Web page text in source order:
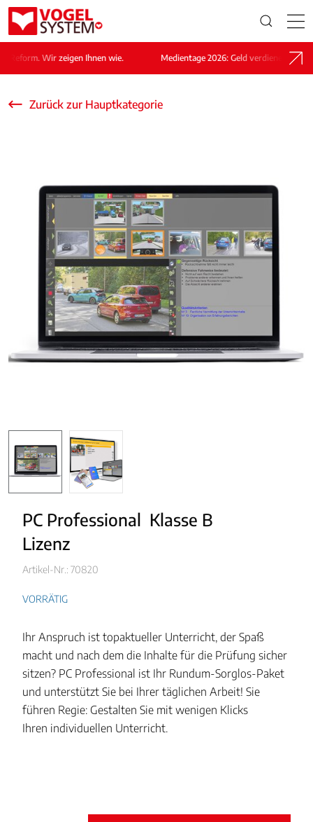
Wir zeigen Ihnen wie. Medientage 2026: Geld verdienen nach
Zurück zur Hauptkategorie
PC Professional  Klasse B
Lizenz
Artikel-Nr.: 70820
VORRÄTIG
Ihr Anspruch ist topaktueller Unterricht, der Spaß
macht und nach dem die Inhalte für die Prüfung sicher
sitzen? PC Professional ist Ihr Rundum-Sorglos-Paket
und unterstützt Sie bei Ihrer täglichen Arbeit! Sie
führen Regie: Gestalten Sie mit wenigen Klicks
Ihren individuellen Unterricht.